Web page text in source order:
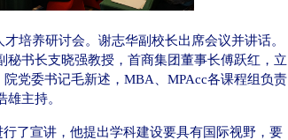
培养研讨会。谢志华副校长出席会议并讲话。
秘书长支晓强教授，首商集团董事长傅跃红，立
党委书记毛新述， MBA MPAcc各课程组负责
主持。
了宣讲，他提出学科建设要具有国际视野，要